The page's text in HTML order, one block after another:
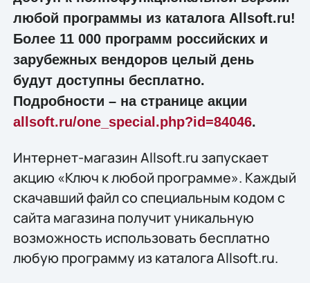
любой программы из каталога Allsoft.ru!
Более 11 000 программ российских и
зарубежных вендоров целый день
будут доступны бесплатно.
Подробности – на странице акции
allsoft.ru/one_special.php?id=84046.
Интернет-магазин Allsoft.ru запускает
акцию «Ключ к любой программе». Каждый
скачавший файл со специальным кодом с
сайта магазина получит уникальную
возможность использовать бесплатно
любую программу из каталога Allsoft.ru.